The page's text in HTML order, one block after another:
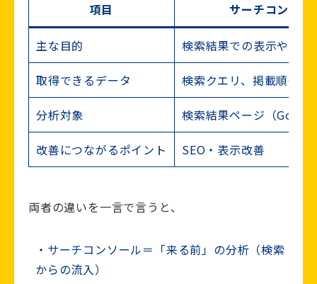
項目 サーチコンソー
主な目的 検索結果での表示やクリ
取得できるデータ 検索クエリ、掲載順位、
分析対象 検索結果ページ（
改善につながるポイント SEO・表示改善
両者の違いを一言で言うと、
サーチコンソール＝「来る前」の分析（検索
からの流入）